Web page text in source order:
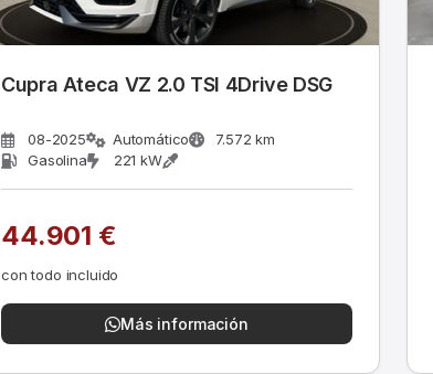
Cupra Ateca VZ 2.0 TSI 4Drive DSG
08-2025 Automático
7.572 km
Gasolina
221 kW
44.901 €
con todo incluido
Más información